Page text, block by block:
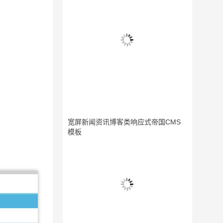
宽屏新闻资讯博客类响应式帝国CMS
模板